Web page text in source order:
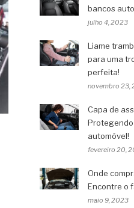
bancos
julho 4, 2023
Liame
para uma
perfeita!
novembro 23,
Capa de
automóvel!
fevereiro 20,
Onde
Encontre o
maio 9, 2023